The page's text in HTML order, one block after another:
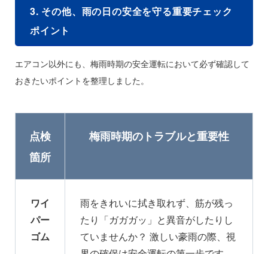
3. その他、雨の日の安全を守る重要チェック
ポイント
エアコン以外にも、梅雨時期の安全運転において必ず確認して
おきたいポイントを整理しました。
点検
箇所
梅雨時期のトラブルと重要性
ワイ
パー
ゴム
雨をきれいに拭き取れず、筋が残っ
たり「ガガガッ」と異音がしたりし
ていませんか？ 激しい豪雨の際、視